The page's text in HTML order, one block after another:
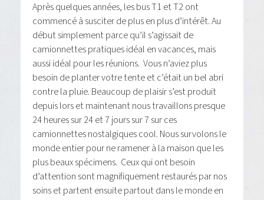
Après quelques années, les bus T1 et T2 ont
commencé à susciter de plus en plus d’intérêt. Au
début simplement parce qu’il s’agissait de
camionnettes pratiques idéal en vacances, mais
aussi idéal pour les réunions. Vous n’aviez plus
besoin de planter votre tente et c’était un bel abri
contre la pluie. Beaucoup de plaisir s’est produit
depuis lors et maintenant nous travaillons presque
24 heures sur 24 et 7 jours sur 7 sur ces
camionnettes nostalgiques cool. Nous survolons le
monde entier pour ne ramener à la maison que les
plus beaux spécimens. Ceux qui ont besoin
d’attention sont magnifiquement restaurés par nos
soins et partent ensuite partout dans le monde en